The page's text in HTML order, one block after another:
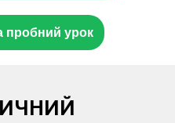
пробний урок